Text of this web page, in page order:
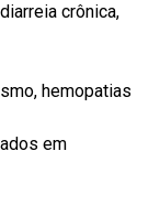
crônica,
hemopatias
em